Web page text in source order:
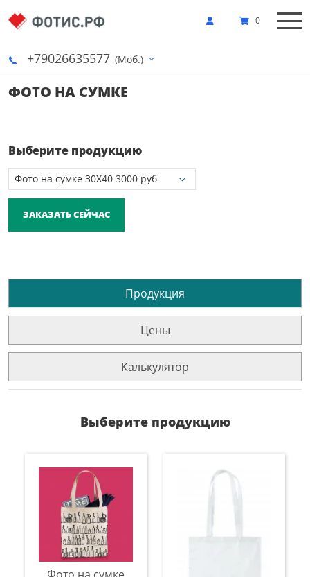
+79026635577 (Моб.)
0
ФОТО НА СУМКЕ
Выберите продукцию
ЗАКАЗАТЬ СЕЙЧАС
Продукция
Цены
Калькулятор
Выберите продукцию
Фото на сумке